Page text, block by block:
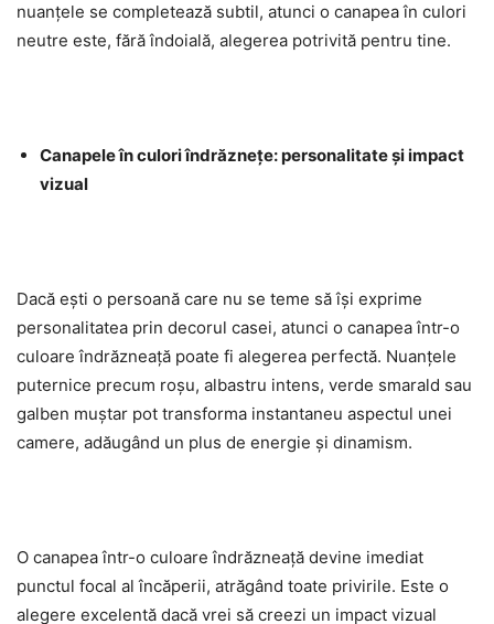
nuanțele se completează subtil, atunci o canapea în culori
neutre este, fără îndoială, alegerea potrivită pentru tine.
Canapele în culori îndrăznețe: personalitate și impact
vizual
Dacă ești o persoană care nu se teme să își exprime
personalitatea prin decorul casei, atunci o canapea într-o
culoare îndrăzneață poate fi alegerea perfectă. Nuanțele
puternice precum roșu, albastru intens, verde smarald sau
galben muștar pot transforma instantaneu aspectul unei
camere, adăugând un plus de energie și dinamism.
O canapea într-o culoare îndrăzneață devine imediat
punctul focal al încăperii, atrăgând toate privirile. Este o
alegere excelentă dacă vrei să creezi un impact vizual